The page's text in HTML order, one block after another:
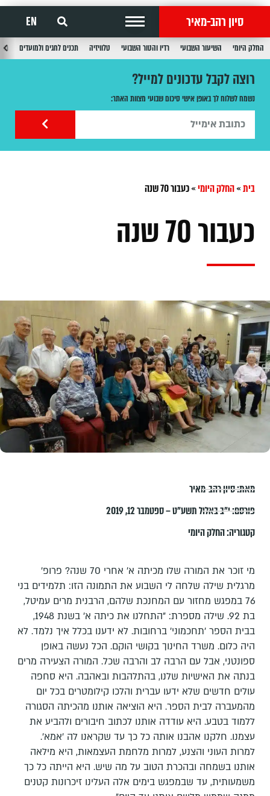
סיון רהב-מאיר EN
החלק היומי השיעור השבועי רדיו והטור השבועי טלוויזיה תכנים לחגים ולמועדים
רוצה לקבל עדכונים למייל?
נשמח לשלוח לך באופן אישי סיכום שבועי מצוות האתר:
בית»החלק היומי»כעבור 70 שנה
כעבור 70 שנה
מאת:סיון רהב-מאיר
פורסם:י״ב באלול תשע״ט – ספטמבר 12, 2019
קטגוריה:החלק היומי
מי זוכר את המורה שלו מכיתה א' אחרי 70 שנה? פרופ'
מרגלית שילה שלחה לי השבוע את התמונה הזו: תלמידים בני
76 במפגש מחזור עם המחנכת שלהם, הרבנית מרים עמיטל,
בת 92. שילה מספרת: "התחלנו את כיתה א' בשנת 1948,
בבית הספר 'תחכמוני' ברחובות. לא ידענו בכלל איך נלמד. לא
היה כלום. משרד החינוך בקושי הוקם. הכל נעשה באופן
ספונטני, אבל עם הרבה לב והרבה שכל. המורה הצעירה מרים
בנתה את האישיות שלנו, בהתלהבות ובאהבה. היא סחפה
עולים חדשים שלא ידעו עברית והלכו קילומטרים בכל יום
מהמעברה לבית הספר. היא הוציאה אותנו מהכיתה הסגורה
ללמוד בטבע. היא עודדה אותנו לכתוב חיבורים ולהביע את
עצמנו. חלקנו אהבנו אותה כל כך עד שקראנו לה 'אמא'.
למרות העוני והצנע, למרות מלחמת העצמאות, היא מילאה
אותנו בשמחה ובהכרת הטוב על מה שיש. היא הייתה כל כך
משמעותית, עד שבמפגש בימים אלה העלינו זיכרונות קטנים